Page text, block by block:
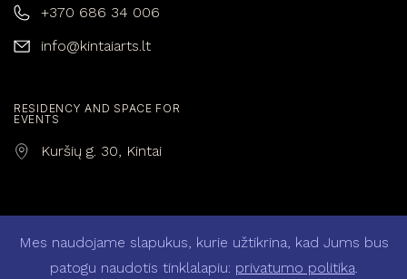
+370 686 34 006
info@kintaiarts.lt
RESIDENCY AND SPACE FOR
EVENTS
Kuršių g. 30, Kintai
Privacy policy
Mes naudojame slapukus, kurie užtikrina, kad Jums bus
patogu naudotis tinklalapiu: privatumo politika.